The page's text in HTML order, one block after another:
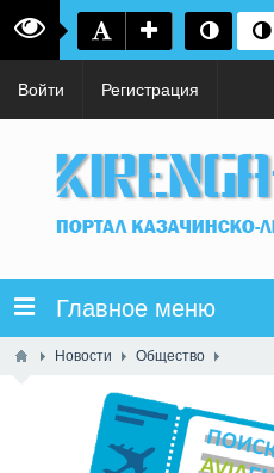
Войти Регистрация
Главное меню
Новости Общество